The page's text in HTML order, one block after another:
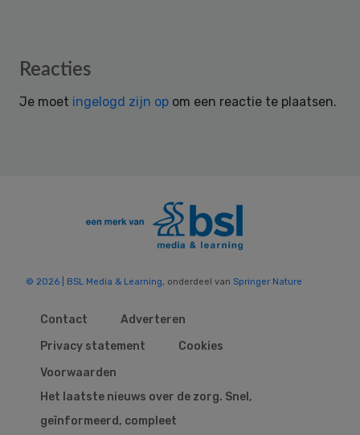
Reader
Reacties
Je moet ingelogd zijn op om een reactie te plaatsen.
© 2026 | BSL Media & Learning, onderdeel van Springer Nature
Contact
Adverteren
Privacy statement
Cookies
Voorwaarden
Het laatste nieuws over de zorg. Snel,
geïnformeerd, compleet